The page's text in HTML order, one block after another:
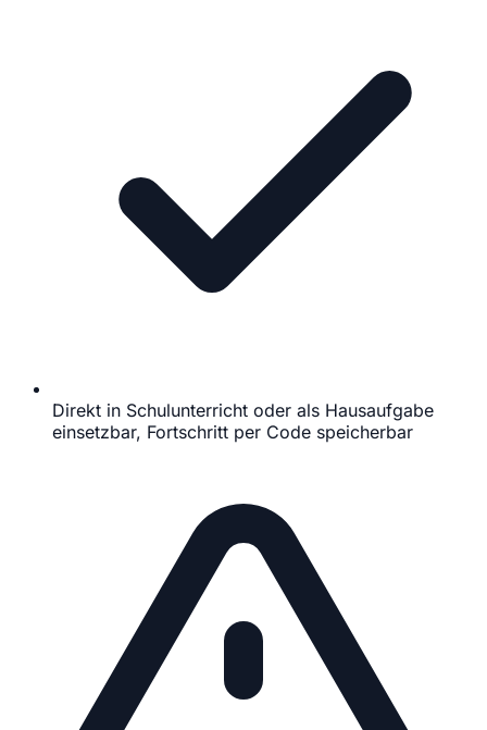
Direkt in Schulunterricht oder als Hausaufgabe
einsetzbar, Fortschritt per Code speicherbar